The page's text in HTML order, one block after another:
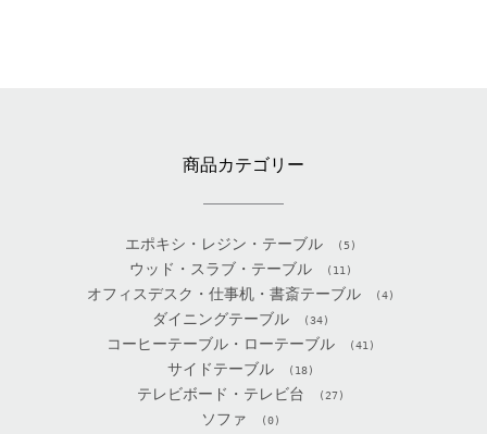
商品カテゴリー
エポキシ・レジン・テーブル (5)
ウッド・スラブ・テーブル (11)
オフィスデスク・仕事机・書斎テーブル (4)
ダイニングテーブル (34)
コーヒーテーブル・ローテーブル (41)
サイドテーブル (18)
テレビボード・テレビ台 (27)
ソファ (0)